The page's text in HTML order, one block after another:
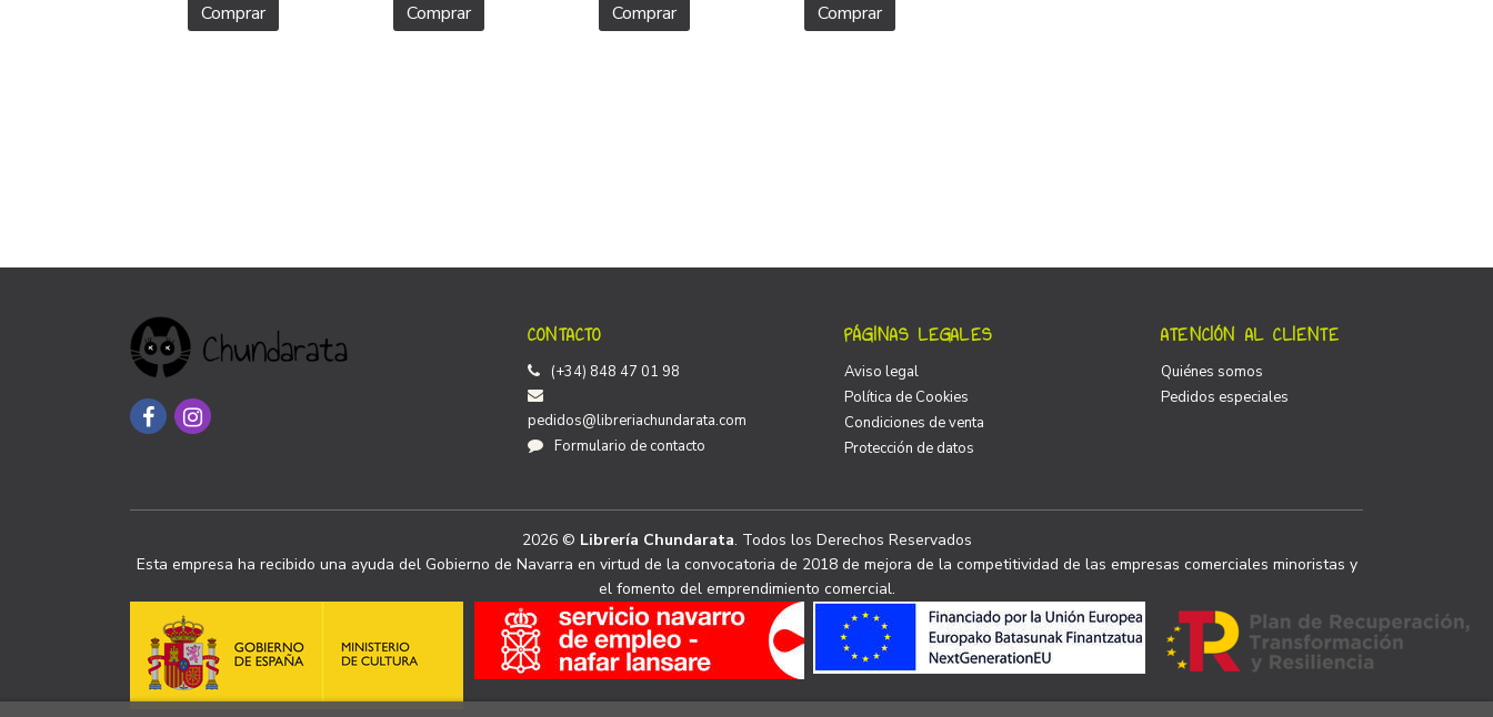
Comprar Comprar Comprar Comprar
CONTACTO
(+34) 848 47 01 98
pedidos@libreriachundarata.com
Formulario de contacto
PÁGINAS LEGALES
Aviso legal
Política de Cookies
Condiciones de venta
Protección de datos
ATENCIÓN AL CLIENTE
Quiénes somos
Pedidos especiales
2026 © Librería Chundarata. Todos los Derechos Reservados
Esta empresa ha recibido una ayuda del Gobierno de Navarra en virtud de la convocatoria de 2018 de mejora de la competitividad de las empresas comerciales minoristas y
el fomento del emprendimiento comercial.